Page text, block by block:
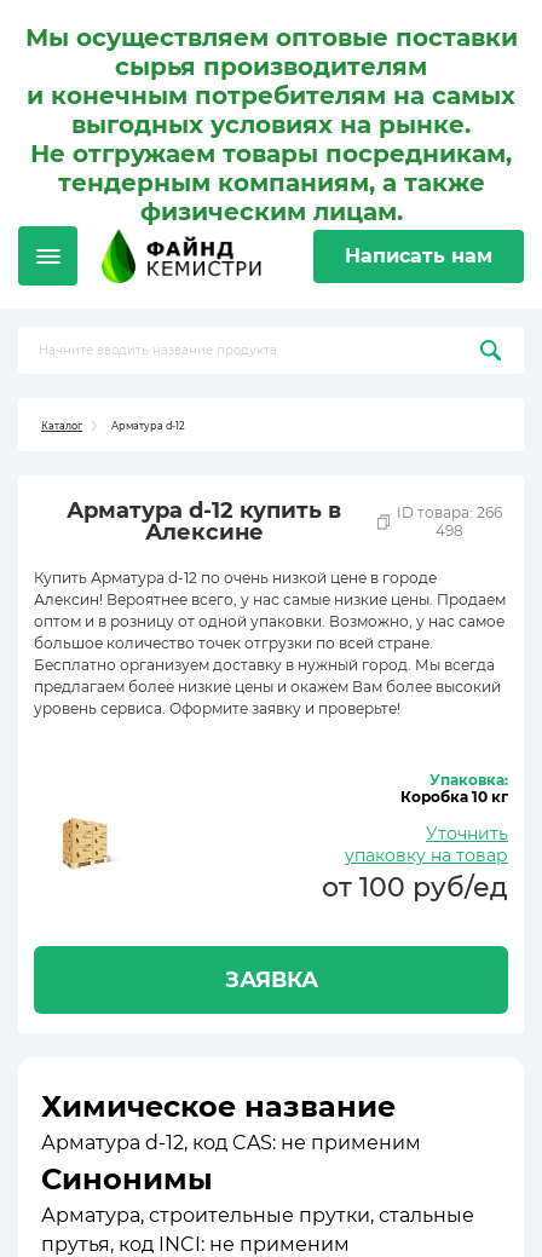
Мы осуществляем оптовые поставки
сырья производителям
и конечным потребителям на самых
выгодных условиях на рынке.
Не отгружаем товары посредникам,
тендерным компаниям, а также
физическим лицам.
Написать нам
Каталог Арматура d-12
Арматура d-12 купить в
Алексине
ID товара: 266
498
Купить Арматура d-12 по очень низкой цене в городе
Алексин! Вероятнее всего, у нас самые низкие цены. Продаем
оптом и в розницу от одной упаковки. Возможно, у нас самое
большое количество точек отгрузки по всей стране.
Бесплатно организуем доставку в нужный город. Мы всегда
предлагаем более низкие цены и окажем Вам более высокий
уровень сервиса. Оформите заявку и проверьте!
Упаковка:
Коробка 10 кг
Уточнить
упаковку на товар
от 100 руб/ед
ЗАЯВКА
Химическое название
Арматура d-12, код CAS: не применим
Синонимы
Арматура, строительные прутки, стальные
прутья, код INCI: не применим